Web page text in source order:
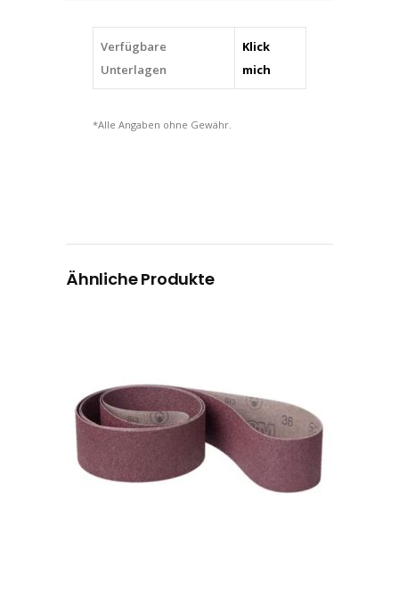
Verfügbare
Unterlagen
Klick
mich
*Alle Angaben ohne Gewähr.
Ähnliche Produkte